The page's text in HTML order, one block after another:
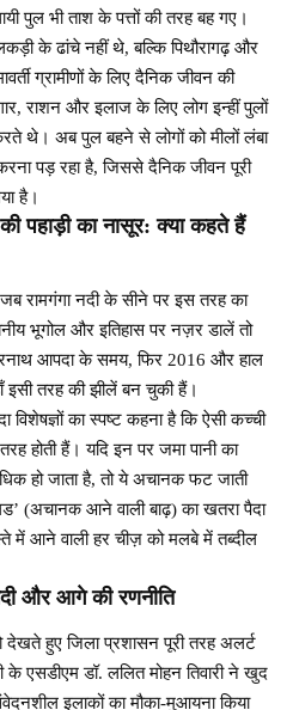
पुल भी ताश के पत्तों की तरह बह गए।
के ढांचे नहीं थे, बल्कि पिथौरागढ़ और
ग्रामीणों के लिए दैनिक जीवन की
राशन और इलाज के लिए लोग इन्हीं पुलों
थे। अब पुल बहने से लोगों को मीलों लंबा
पड़ रहा है, जिससे दैनिक जीवन पूरी
है।
की पहाड़ी का नासूर: क्या कहते हैं
जब रामगंगा नदी के सीने पर इस तरह का
भूगोल और इतिहास पर नज़र डालें तो
आपदा के समय, फिर 2016 और हाल
इसी तरह की झीलें बन चुकी हैं।
विशेषज्ञों का स्पष्ट कहना है कि ऐसी कच्ची
होती हैं। यदि इन पर जमा पानी का
हो जाता है, तो ये अचानक फट जाती
(अचानक आने वाली बाढ़) का खतरा पैदा
में आने वाली हर चीज़ को मलबे में तब्दील
और आगे की रणनीति
देखते हुए जिला प्रशासन पूरी तरह अलर्ट
के एसडीएम डॉ. ललित मोहन तिवारी ने खुद
इलाकों का मौका-मुआयना किया